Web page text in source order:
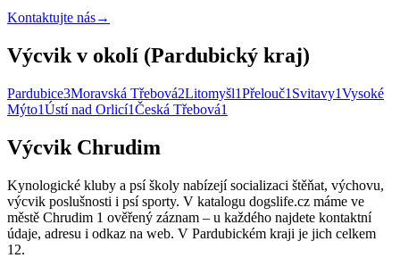
Kontaktujte nás→
Výcvik v okolí (Pardubický kraj)
Pardubice3Moravská Třebová2Litomyšl1Přelouč1 Svitavy1Vysoké
Mýto1Ústí nad Orlicí1Česká Třebová1
Výcvik Chrudim
Kynologické kluby a psí školy nabízejí socializaci štěňat, výchovu,
výcvik poslušnosti i psí sporty. V katalogu dogslife.cz máme ve
městě Chrudim 1 ověřený záznam – u každého najdete kontaktní
údaje, adresu i odkaz na web. V Pardubickém kraji je jich celkem
12.